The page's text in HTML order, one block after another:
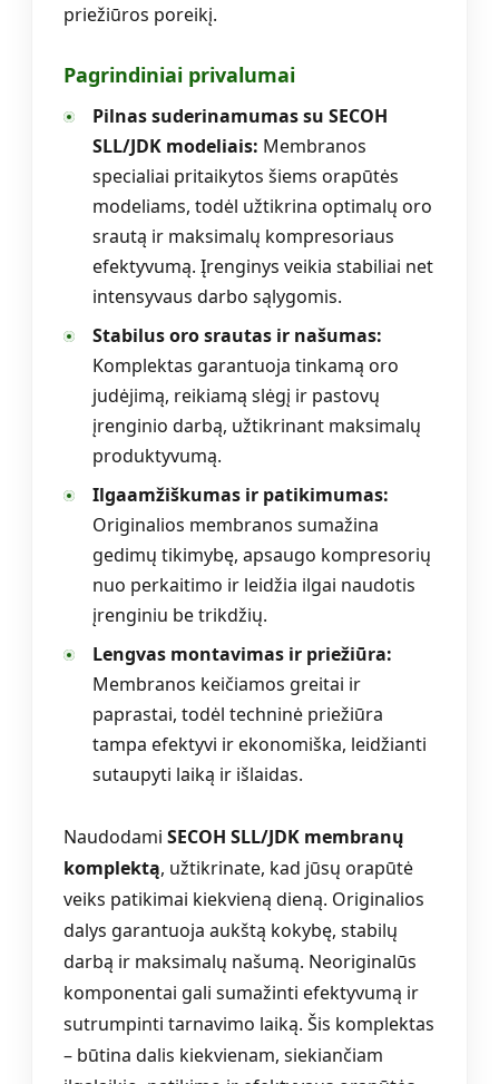
priežiūros poreikį.
Pagrindiniai privalumai
Pilnas suderinamumas su SECOH
SLL/JDK modeliais: Membranos
specialiai pritaikytos šiems orapūtės
modeliams, todėl užtikrina optimalų oro
srautą ir maksimalų kompresoriaus
efektyvumą. Įrenginys veikia stabiliai net
intensyvaus darbo sąlygomis.
Stabilus oro srautas ir našumas:
Komplektas garantuoja tinkamą oro
judėjimą, reikiamą slėgį ir pastovų
įrenginio darbą, užtikrinant maksimalų
produktyvumą.
Ilgaamžiškumas ir patikimumas:
Originalios membranos sumažina
gedimų tikimybę, apsaugo kompresorių
nuo perkaitimo ir leidžia ilgai naudotis
įrenginiu be trikdžių.
Lengvas montavimas ir priežiūra:
Membranos keičiamos greitai ir
paprastai, todėl techninė priežiūra
tampa efektyvi ir ekonomiška, leidžianti
sutaupyti laiką ir išlaidas.
Naudodami SECOH SLL/JDK membranų
komplektą, užtikrinate, kad jūsų orapūtė
veiks patikimai kiekvieną dieną. Originalios
dalys garantuoja aukštą kokybę, stabilų
darbą ir maksimalų našumą. Neoriginalūs
komponentai gali sumažinti efektyvumą ir
sutrumpinti tarnavimo laiką. Šis komplektas
– būtina dalis kiekvienam, siekiančiam